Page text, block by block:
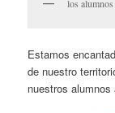
los
Estamos
de nuestro
nuestros